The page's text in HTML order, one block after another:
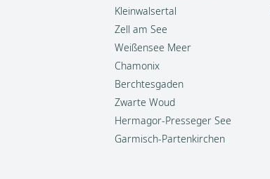
Kleinwalsertal
Zell am See
Weißensee Meer
Chamonix
Berchtesgaden
Zwarte Woud
Hermagor-Presseger See
Garmisch-Partenkirchen